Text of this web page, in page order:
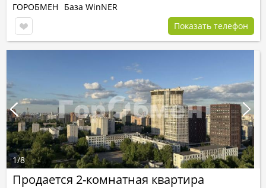
ГОРОБМЕН
База WinNER
Показать телефон
Продается 2-комнатная квартира
1/8